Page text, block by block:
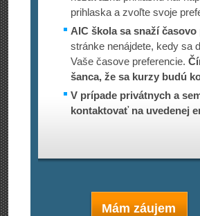
prihlaska a zvoľte svoje
AIC škola sa snaží
stránke nenájdete, kedy sa
Vaše časove preferencie.
šanca, že sa kurzy budú
V prípade privátnych a
kontaktovať na uvedenej
Mám záujem